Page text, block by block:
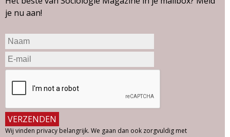
n
e
r
v
n
2
je nu aan!
Wij vinden privacy belangrijk. We gaan dan ook zorgvuldig met